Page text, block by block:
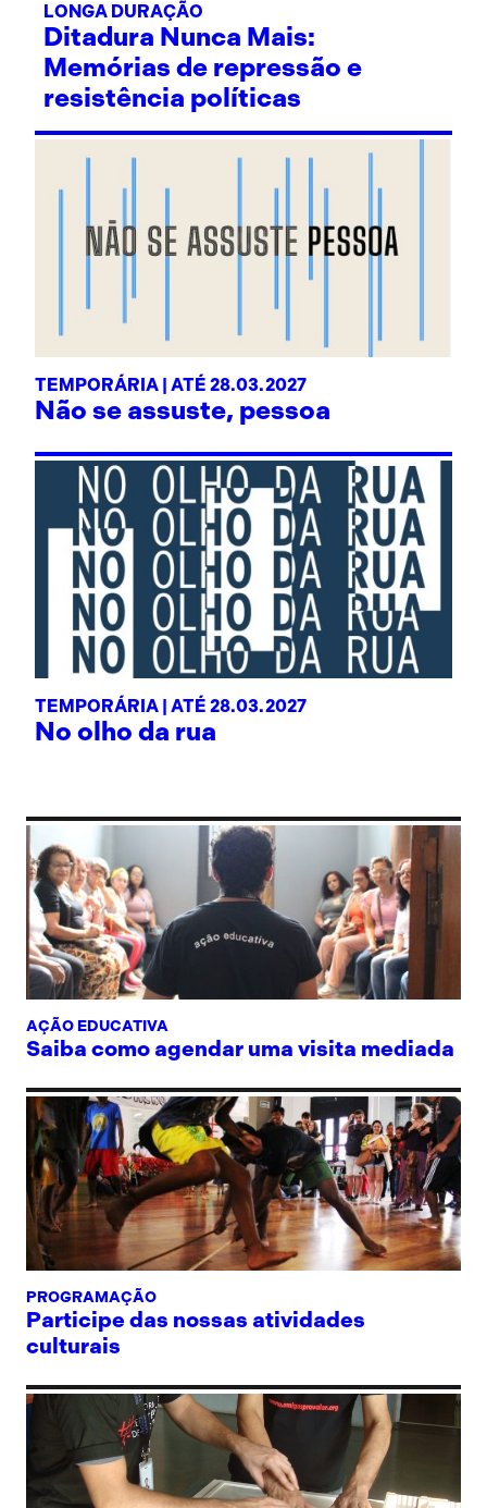
LONGA DURAÇÃO
Ditadura Nunca Mais:
Memórias de repressão e
resistência políticas
TEMPORÁRIA | ATÉ 28.03.2027
Não se assuste, pessoa
TEMPORÁRIA | ATÉ 28.03.2027
No olho da rua
AÇÃO EDUCATIVA
Saiba como agendar uma visita mediada
PROGRAMAÇÃO
Participe das nossas atividades
culturais